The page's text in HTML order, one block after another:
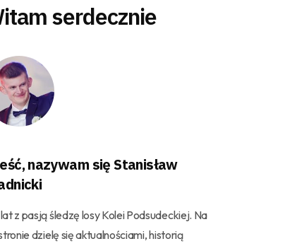
serdecznie
nazywam się Stanisław
z pasją śledzę losy Kolei Podsudeckiej. Na
dzielę się aktualnościami, historią